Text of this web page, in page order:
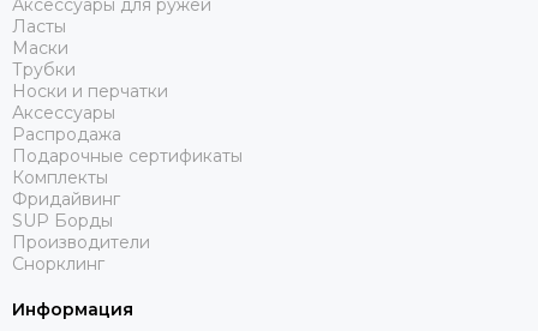
Аксессуары для ружей
Ласты
Маски
Трубки
Носки и перчатки
Аксессуары
Распродажа
Подарочные сертификаты
Комплекты
Фридайвинг
SUP Борды
Производители
Снорклинг
Информация